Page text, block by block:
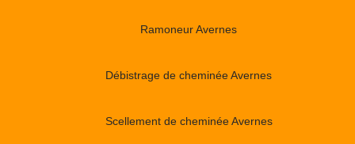
Ramoneur Avernes
Débistrage de cheminée Avernes
Scellement de cheminée Avernes